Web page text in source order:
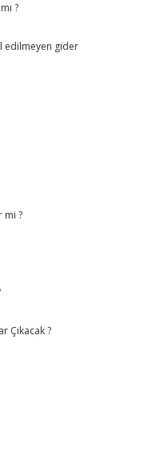
?
edilmeyen gider
mi ?
Çıkacak ?